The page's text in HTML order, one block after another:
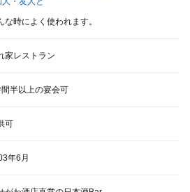
な時によく使われます。
家レストラン
半以上の宴会可
可
年6月